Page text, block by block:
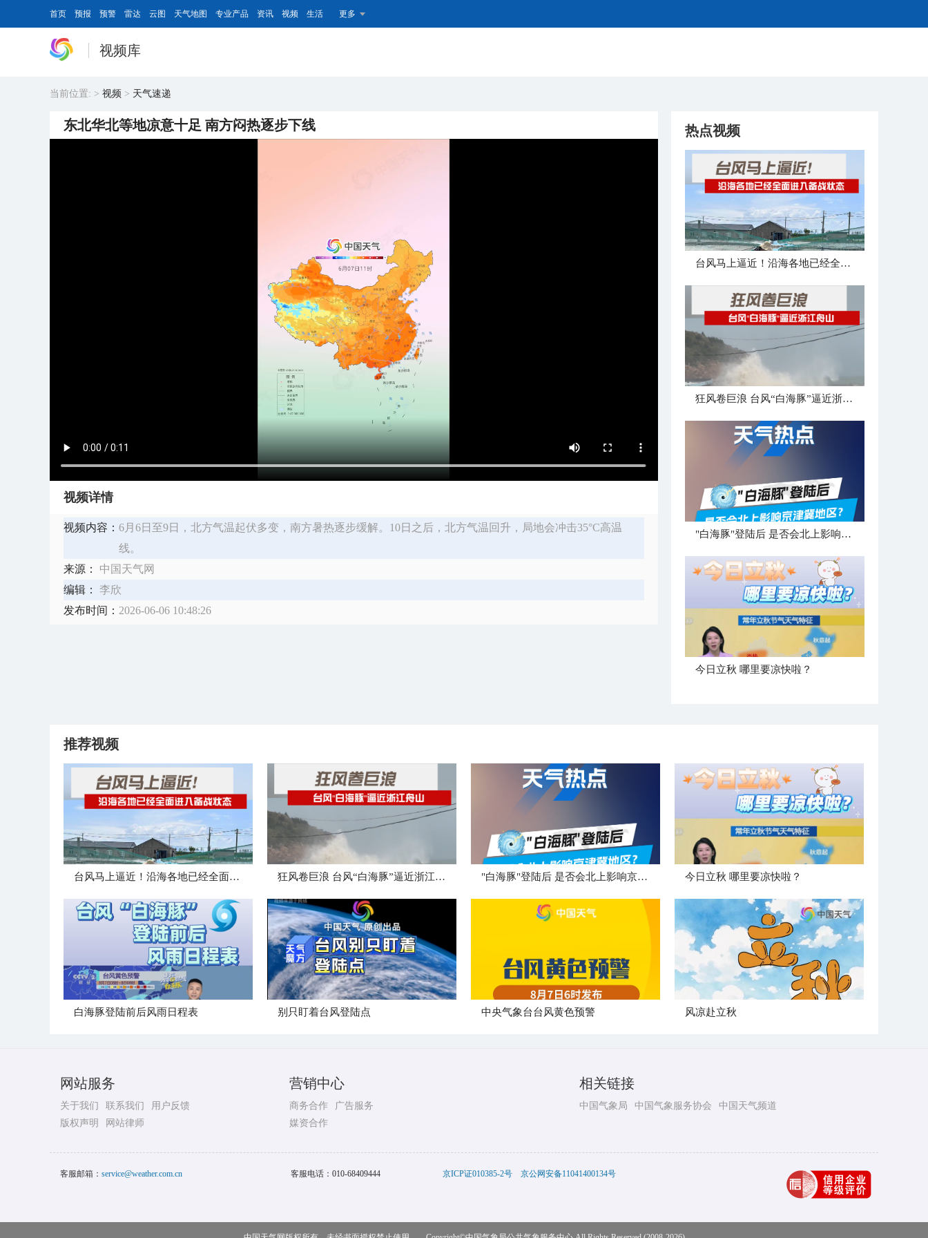
首页 预报 预警 雷达 云图 天气地图 专业产品 资讯 视频 生活 更多
视频库
当前位置: > 视频 > 天气速递
东北华北等地凉意十足 南方闷热逐步下线
视频详情
视频内容： 6月6日至9日，北方气温起伏多变，南方暑热逐步缓解。10日之后，北方气温回升，局地会冲击35°C高温
线。
来源：
中国天气网
编辑：
李欣
发布时间： 2026-06-06 10:48:26
热点视频
台风马上逼近！沿海各地已经全面进入备战状态
狂风卷巨浪 台风“白海豚”逼近浙江舟山
"白海豚"登陆后 是否会北上影响京津冀地区？
今日立秋 哪里要凉快啦？
推荐视频
台风马上逼近！沿海各地已经全面进入备战状态 狂风卷巨浪 台风“白海豚”逼近浙江舟山 "白海豚"登陆后 是否会北上影响京津冀地区？ 今日立秋 哪里要凉快啦？
白海豚登陆前后风雨日程表 别只盯着台风登陆点 ​中央气象台台风黄色预警 风凉赴立秋
网站服务
关于我们 联系我们
用户反馈
版权声明
网站律师
营销中心
商务合作
广告服务
媒资合作
相关链接
中国气象局 中国气象服务协会 中国天气频道
客服邮箱： service@weather.com.cn 客服电话： 010-68409444 京ICP证010385-2号 京公网安备11041400134号